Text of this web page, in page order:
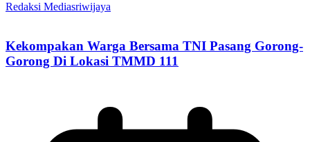
Redaksi Mediasriwijaya
Kekompakan Warga Bersama TNI Pasang Gorong-
Gorong Di Lokasi TMMD 111